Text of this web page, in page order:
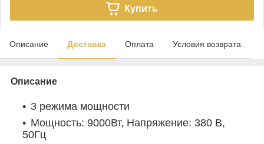
Купить
Описание Доставка Оплата Условия возврата
Описание
3 режима мощности
Мощность: 9000Вт, Напряжение: 380 В,
50Гц